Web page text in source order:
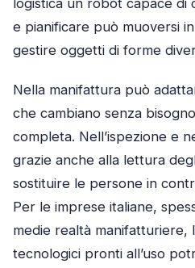
logistica un robot capace
e pianificare può muoversi
gestire oggetti di forme
Nella manifattura può
che cambiano senza
completa. Nell’ispezione e
grazie anche alla lettura
sostituire le persone in
Per le imprese italiane,
medie realtà manifatturiere,
tecnologici pronti all’uso